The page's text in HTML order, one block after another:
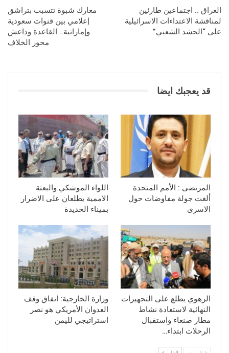
العراق .. اجتماعين طارئين
لمناقشة الاعتداءات الاسرائيلية
على “الحشد الشعبي”
معارك شبوة تتسبب بتراشق
إعلامي بين قنوات سعودية
وإماراتية.. القاعدة وداعش
محور الخلاف
قد يعجبك ايضا
المرتضى : الأمم المتحدة
ألغت جولة مفاوضات حول
الاسرى
اللواء الموشكي والبعثة
الاممية يطلعان على الاضرار
بميناء الحديدة
الرهوي يطلع على التجهيزات
النهائية لاستعادة نشاط
مطار صنعاء واستقبال
الرحلات ابتداء…
وزارة الخارجية: اتفاق وقف
العدوان الأمريكي هو نصر
استراتيجي لليمن